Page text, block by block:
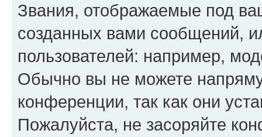
Звания, отображаемые под
созданных вами сообщений,
пользователей: например,
Обычно вы не можете
конференции, так как они
Пожалуйста, не засоряйте